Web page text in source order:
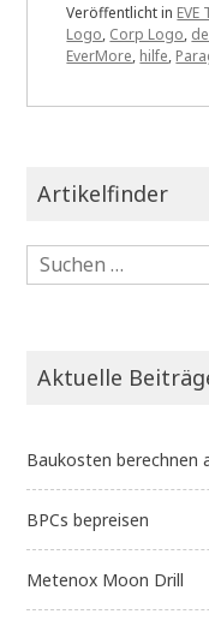
Veröffentlicht in EVE
Logo, Corp Logo,
EverMore, hilfe,
Artikelfinder
Suchen
nach:
Aktuelle
Baukosten berechnen
BPCs bepreisen
Metenox Moon Drill